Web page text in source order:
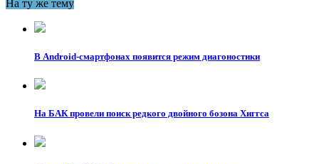
На ту же тему
В Android-смартфонах появится режим диагоностики
На БАК провели поиск редкого двойного бозона Хиггса